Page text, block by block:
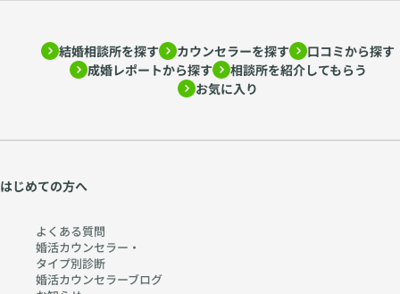
結婚相談所を探す カウンセラーを探す
口コミから探す
成婚レポートから探す
相談所を紹介してもらう
お気に入り
はじめての方へ
よくある質問
婚活カウンセラー・
タイプ別診断
婚活カウンセラーブログ